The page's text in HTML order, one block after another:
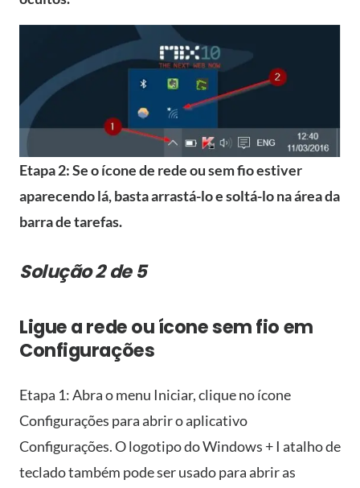
Etapa 2: Se o ícone de rede ou sem fio estiver
aparecendo lá, basta arrastá-lo e soltá-lo na área da
barra de tarefas.
Solução 2 de 5
Ligue a rede ou ícone sem fio em
Configurações
Etapa 1: Abra o menu Iniciar, clique no ícone
Configurações para abrir o aplicativo
Configurações. O logotipo do Windows + I atalho de
teclado também pode ser usado para abrir as